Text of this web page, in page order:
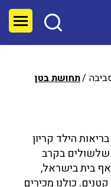
תחושת בטן
הילד קריון
שלשולים בקרב
בית בישראל,
כולנו מכירים